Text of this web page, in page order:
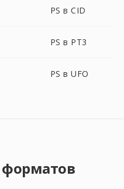
PS в CID
PS в PT3
PS в UFO